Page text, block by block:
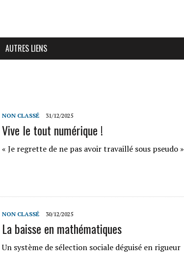
AUTRES LIENS
NON CLASSÉ 31/12/2025
Vive le tout numérique !
« Je regrette de ne pas avoir travaillé sous pseudo »
NON CLASSÉ 30/12/2025
La baisse en mathématiques
Un système de sélection sociale déguisé en rigueur